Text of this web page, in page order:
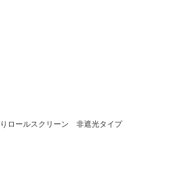
りロールスクリーン 非遮光タイプ